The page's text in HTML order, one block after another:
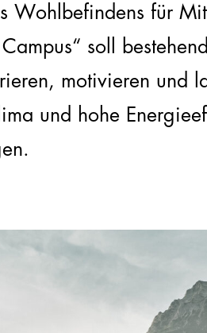
Wohlbefindens für
soll
motivieren und
und hohe